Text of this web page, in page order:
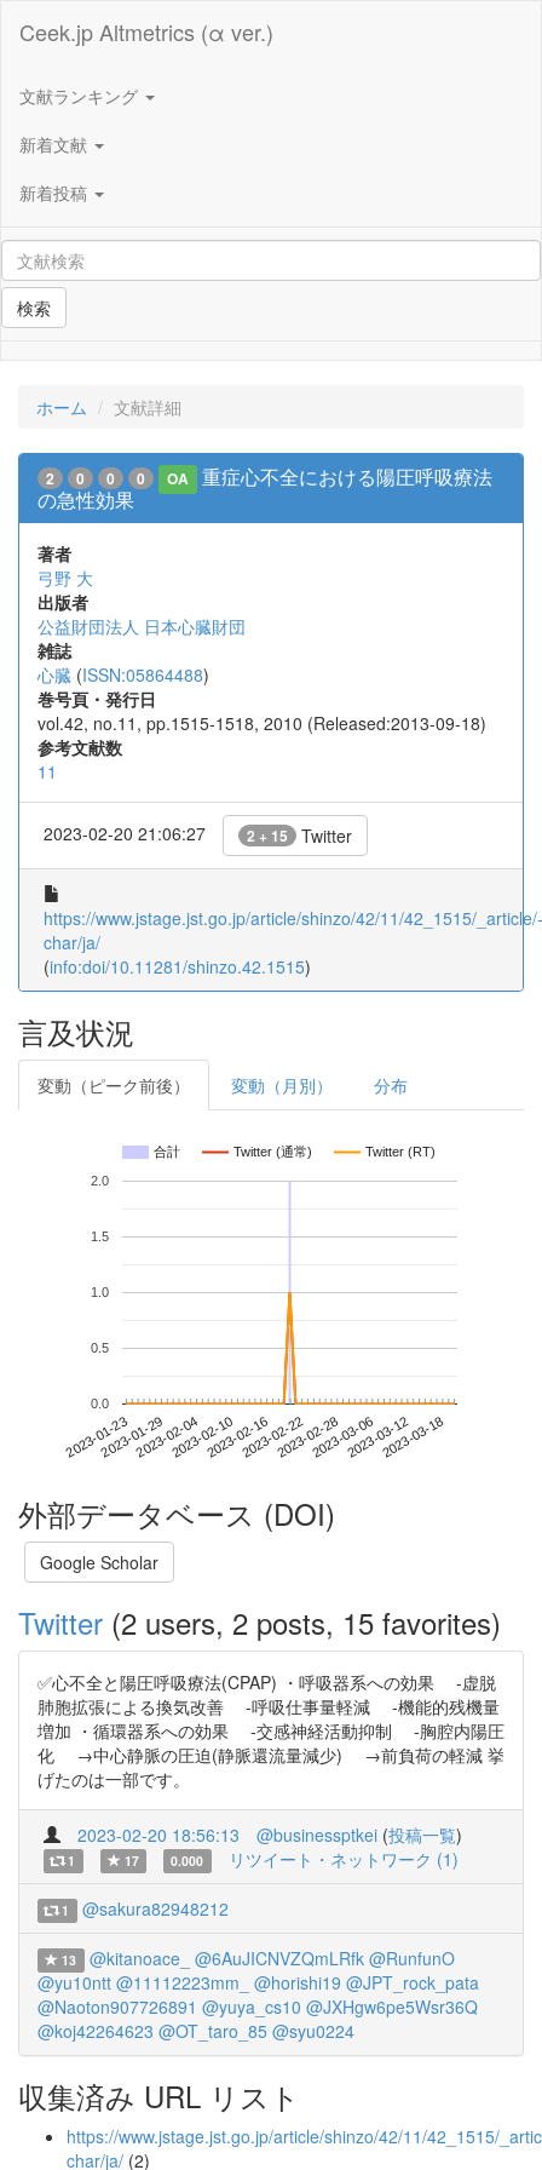
Ceek.jp Altmetrics (α ver.)
文献ランキング
新着文献
新着投稿
検索
ホーム 文献詳細
2 0 0 0 OA
重症心不全における陽圧呼吸療法
の急性効果
著者
弓野 大
出版者
公益財団法人 日本心臓財団
雑誌
心臓 (ISSN:05864488)
巻号頁・発行日
vol.42, no.11, pp.1515-1518, 2010 (Released:2013-09-18)
参考文献数
11
2023-02-20 21:06:27 2 + 15 Twitter
https://www.jstage.jst.go.jp/article/shinzo/42/11/42_1515/_article/-
char/ja/
(info:doi/10.11281/shinzo.42.1515)
言及状況
変動（ピーク前後） 変動（月別） 分布
合計 Twitter (通常) Twitter (RT)
2023-01-232023-01-292023-02-042023-02-102023-02-162023-02-222023-02-282023-03-062023-03-122023-03-18
0.0
0.5
1.0
1.5
2.0
外部データベース (DOI)
Google Scholar
Twitter (2 users, 2 posts, 15 favorites)
✅心不全と陽圧呼吸療法(CPAP) ・呼吸器系への効果 -虚脱
肺胞拡張による換気改善 -呼吸仕事量軽減 -機能的残機量
増加 ・循環器系への効果 -交感神経活動抑制 -胸腔内陽圧
化 →中心静脈の圧迫(静脈還流量減少) →前負荷の軽減 挙
げたのは一部です。
2023-02-20 18:56:13 @businessptkei (投稿一覧)
1 17 0.000 リツイート・ネットワーク (1)
1 @sakura82948212
13 @kitanoace_ @6AuJICNVZQmLRfk @RunfunO
@yu10ntt @11112223mm_ @horishi19 @JPT_rock_pata
@Naoton907726891 @yuya_cs10 @JXHgw6pe5Wsr36Q
@koj42264623 @OT_taro_85 @syu0224
収集済み URL リスト
https://www.jstage.jst.go.jp/article/shinzo/42/11/42_1515/
char/ja/ (2)